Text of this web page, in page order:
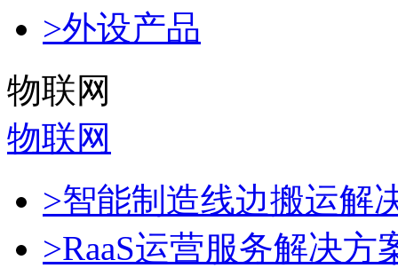
>外设产品
物联网
物联网
>智能制造线边搬运解
>RaaS运营服务解决方